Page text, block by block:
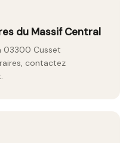
du Massif Central
03300 Cusset
contactez